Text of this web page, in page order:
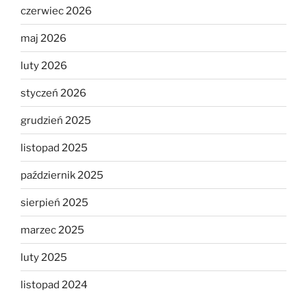
czerwiec 2026
maj 2026
luty 2026
styczeń 2026
grudzień 2025
listopad 2025
październik 2025
sierpień 2025
marzec 2025
luty 2025
listopad 2024